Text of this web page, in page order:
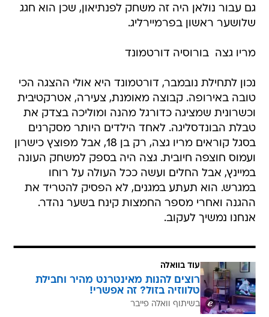
גם עבור נולאן היה זה משחק לפנתיאון, שכן הוא חגג
שלושער ראשון בפרמיירליג.
מריו גצה  בורוסיה דורטמונד
נכון לתחילת נובמבר, דורטמונד היא אולי ההצגה הכי
טובה באירופה. קבוצה מאומנת, צעירה, אטרקטיבית
וכשרונית שמציגה כדורגל מהנה ומוליכה בצדק את
טבלת הבונדסליגה. לאחד הילדים היותר מסקרנים
בסגל קוראים מריו גצה, רק בן 18, אבל מפוצץ כישרון
ועמוס חוצפה חיובית. גצה היה בספק למשחק העונה
במיינץ, אבל החלים ועשה ככל העולה על רוחו
במגרש. הוא תעתע במגנים, לא הפסיק להטריד את
ההגנה ואחרי מספר החמצות קינח בשער נהדר.
אנחנו נמשיך לעקוב.
עוד בוואלה
רוצים להנות מאינטרנט מהיר וחבילת
טלווזיה בזול? זה אפשרי!
בשיתוף וואלה פייבר